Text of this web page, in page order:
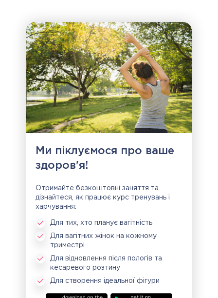
Ми піклуємося про ваше
здоров'я!
Отримайте безкоштовні заняття та
дізнайтеся, як працює курс тренувань і
харчування:
Для тих, хто планує вагітність
Для вагітних жінок на кожному
триместрі
Для відновлення після пологів та
кесаревого розтину
Для створення ідеальної фігури